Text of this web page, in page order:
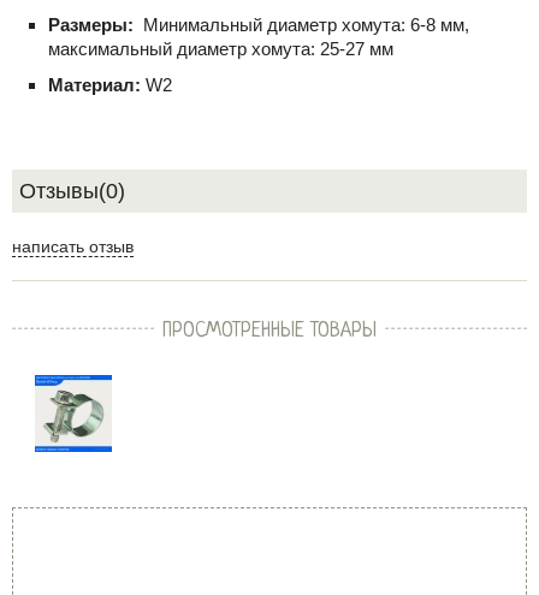
Размеры: Минимальный диаметр хомута: 6-8 мм,
максимальный диаметр хомута: 25-27 мм
Материал: W2
Отзывы(0)
написать отзыв
ПРОСМОТРЕННЫЕ ТОВАРЫ